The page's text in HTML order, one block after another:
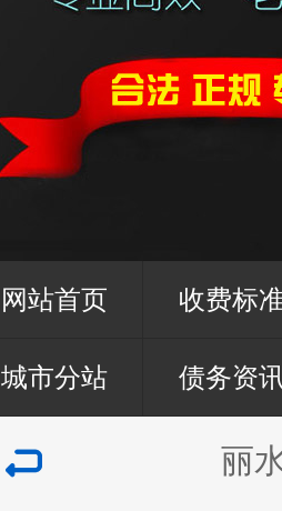
网站首页 收费标
城市分站 债务资
丽